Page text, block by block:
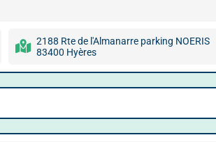
2188 Rte de l'Almanarre parking NOERIS
83400 Hyères